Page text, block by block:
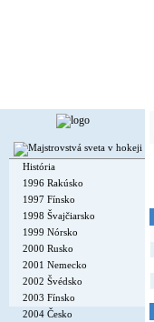
História
1996 Rakúsko
1997 Fínsko
1998 Švajčiarsko
1999 Nórsko
2000 Rusko
2001 Nemecko
2002 Švédsko
2003 Fínsko
2004 Česko